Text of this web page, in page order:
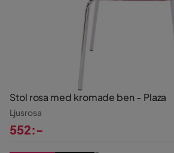
Stol rosa med kromade ben - Plaza
Ljusrosa
552:-